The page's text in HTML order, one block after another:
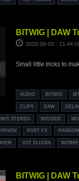
BITWIG | DAW
2020-06-03 - 21:44
Small little tricks to
AUDIO BITWIG
CLIPS DAW
M/S STEREO MIDSIDE
POST FX RANDOM
VST PLUGIN
BITWIG | DAW